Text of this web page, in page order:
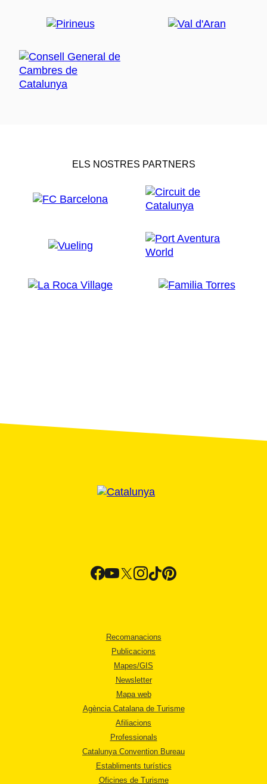
ELS NOSTRES PARTNERS
Recomanacions
Publicacions
Mapes/GIS
Newsletter
Mapa web
Agència Catalana de Turisme
Afiliacions
Professionals
Catalunya Convention Bureau
Establiments turístics
Oficines de Turisme